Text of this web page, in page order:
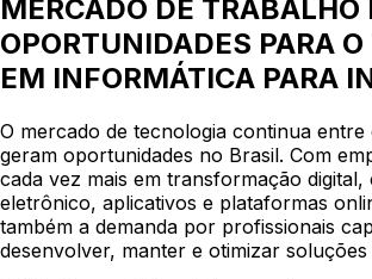
MERCADO DE TRABALHO
OPORTUNIDADES PARA
EM INFORMÁTICA PARA
O mercado de tecnologia continua entre
geram oportunidades no Brasil. Com
cada vez mais em transformação digital,
eletrônico, aplicativos e plataformas
também a demanda por profissionais
desenvolver, manter e otimizar